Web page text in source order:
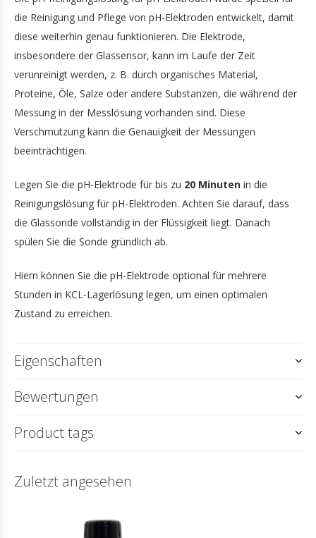
die Reinigung und Pflege von pH-Elektroden entwickelt, damit
diese weiterhin genau funktionieren. Die Elektrode,
insbesondere der Glassensor, kann im Laufe der Zeit
verunreinigt werden, z. B. durch organisches Material,
Proteine, Öle, Salze oder andere Substanzen, die während der
Messung in der Messlösung vorhanden sind. Diese
Verschmutzung kann die Genauigkeit der Messungen
beeinträchtigen.
Legen Sie die pH-Elektrode für bis zu 20 Minuten in die
Reinigungslösung für pH-Elektroden. Achten Sie darauf, dass
die Glassonde vollständig in der Flüssigkeit liegt. Danach
spülen Sie die Sonde gründlich ab.
Hiern können Sie die pH-Elektrode optional für mehrere
Stunden in KCL-Lagerlösung legen, um einen optimalen
Zustand zu erreichen.
Eigenschaften
Bewertungen
Product tags
Zuletzt angesehen